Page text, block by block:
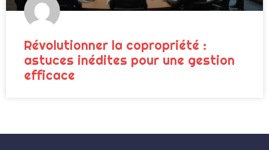
Révolutionner la copropriété :
astuces inédites pour une gestion
efficace